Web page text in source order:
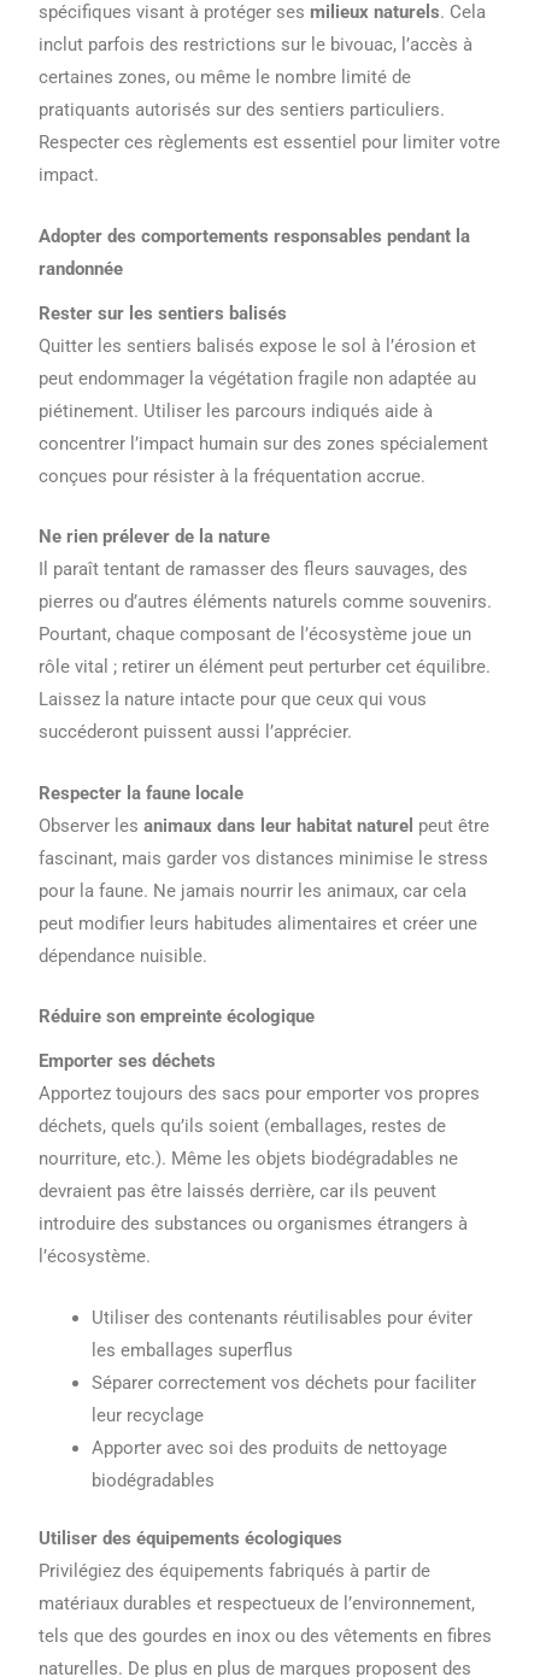
spécifiques visant à protéger sesmilieux naturels. Cela
inclut parfois des restrictions sur le bivouac, l’accès à
certaines zones, ou même le nombre limité de
pratiquants autorisés sur des sentiers particuliers.
Respecter ces règlements est essentiel pour limiter votre
impact.
Adopter des comportements responsables pendant la
randonnée
Rester sur les sentiers balisés
Quitter les sentiers balisés expose le sol à l’érosion et
peut endommager la végétation fragile non adaptée au
piétinement. Utiliser les parcours indiqués aide à
concentrer l’impact humain sur des zones spécialement
conçues pour résister à la fréquentation accrue.
Ne rien prélever de la nature
Il paraît tentant de ramasser des fleurs sauvages, des
pierres ou d’autres éléments naturels comme souvenirs.
Pourtant, chaque composant de l’écosystème joue un
rôle vital ; retirer un élément peut perturber cet équilibre.
Laissez la nature intacte pour que ceux qui vous
succéderont puissent aussi l’apprécier.
Respecter la faune locale
Observer lesanimaux dans leur habitat naturel peut être
fascinant, mais garder vos distances minimise le stress
pour la faune. Ne jamais nourrir les animaux, car cela
peut modifier leurs habitudes alimentaires et créer une
dépendance nuisible.
Réduire son empreinte écologique
Emporter ses déchets
Apportez toujours des sacs pour emporter vos propres
déchets, quels qu’ils soient (emballages, restes de
nourriture, etc.). Même les objets biodégradables ne
devraient pas être laissés derrière, car ils peuvent
introduire des substances ou organismes étrangers à
l’écosystème.
Utiliser des contenants réutilisables pour éviter
les emballages superflus
Séparer correctement vos déchets pour faciliter
leur recyclage
Apporter avec soi des produits de nettoyage
biodégradables
Utiliser des équipements écologiques
Privilégiez des équipements fabriqués à partir de
matériaux durables et respectueux de l’environnement,
tels que des gourdes en inox ou des vêtements en fibres
naturelles. De plus en plus de marques proposent des